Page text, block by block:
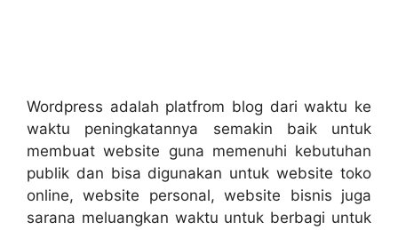
Wordpress adalah platfrom blog dari waktu ke
waktu peningkatannya semakin baik untuk
membuat website guna memenuhi kebutuhan
publik dan bisa digunakan untuk website toko
online, website personal, website bisnis juga
sarana meluangkan waktu untuk berbagi untuk